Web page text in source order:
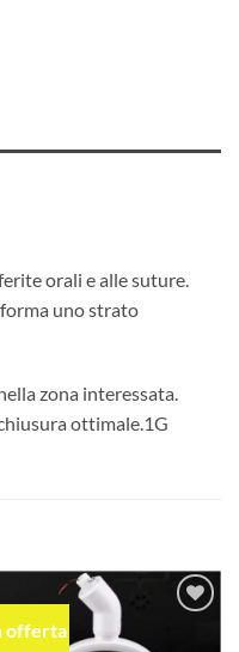
orali e alle suture.
uno strato
zona interessata.
ottimale.1G
offerta